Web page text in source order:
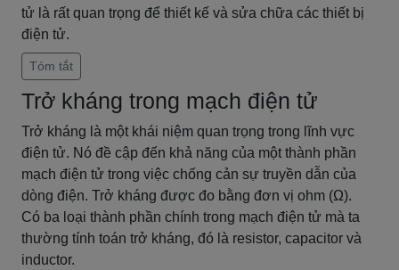
tử là rất quan trọng để thiết kế và sửa chữa các thiết bị
điện tử.
Tóm tắt
Trở kháng trong mạch điện tử
Trở kháng là một khái niệm quan trọng trong lĩnh vực
điện tử. Nó đề cập đến khả năng của một thành phần
mạch điện tử trong việc chống cản sự truyền dẫn của
dòng điện. Trở kháng được đo bằng đơn vị ohm (Ω).
Có ba loại thành phần chính trong mạch điện tử mà ta
thường tính toán trở kháng, đó là resistor, capacitor và
inductor.